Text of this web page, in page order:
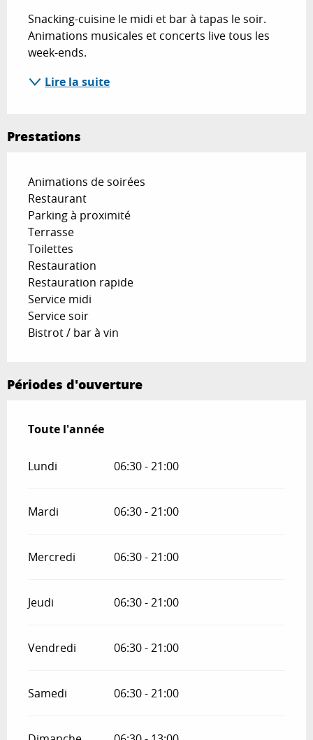
Snacking-cuisine le midi et bar à tapas le soir.
Animations musicales et concerts live tous les
week-ends.
Lire la suite
Prestations
Animations de soirées
Restaurant
Parking à proximité
Terrasse
Toilettes
Restauration
Restauration rapide
Service midi
Service soir
Bistrot / bar à vin
Périodes d'ouverture
Toute l'année
Toute l'année
Lundi 06:30 - 21:00
Mardi 06:30 - 21:00
Mercredi 06:30 - 21:00
Jeudi 06:30 - 21:00
Vendredi 06:30 - 21:00
Samedi 06:30 - 21:00